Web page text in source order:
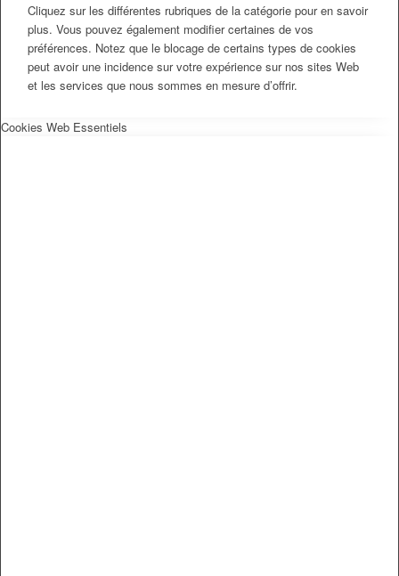
Cliquez sur les différentes rubriques de la catégorie pour en savoir
plus. Vous pouvez également modifier certaines de vos
préférences. Notez que le blocage de certains types de cookies
peut avoir une incidence sur votre expérience sur nos sites Web
et les services que nous sommes en mesure d’offrir.
Cookies Web Essentiels